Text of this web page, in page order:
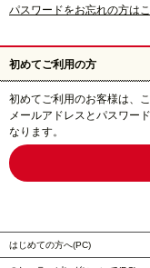
パスワードをお忘れの方は
初めてご利用の方
初めてご利用のお客様は、
メールアドレスとパスワー
なります。
はじめての方へ(PC)